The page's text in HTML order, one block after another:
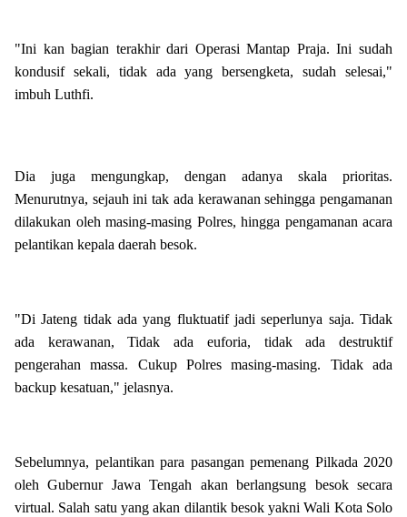
"Ini kan bagian terakhir dari Operasi Mantap Praja. Ini sudah
kondusif sekali, tidak ada yang bersengketa, sudah selesai,"
imbuh Luthfi.
Dia juga mengungkap, dengan adanya skala prioritas.
Menurutnya, sejauh ini tak ada kerawanan sehingga pengamanan
dilakukan oleh masing-masing Polres, hingga pengamanan acara
pelantikan kepala daerah besok.
"Di Jateng tidak ada yang fluktuatif jadi seperlunya saja. Tidak
ada kerawanan, Tidak ada euforia, tidak ada destruktif
pengerahan massa. Cukup Polres masing-masing. Tidak ada
backup kesatuan," jelasnya.
Sebelumnya, pelantikan para pasangan pemenang Pilkada 2020
oleh Gubernur Jawa Tengah akan berlangsung besok secara
virtual. Salah satu yang akan dilantik besok yakni Wali Kota Solo